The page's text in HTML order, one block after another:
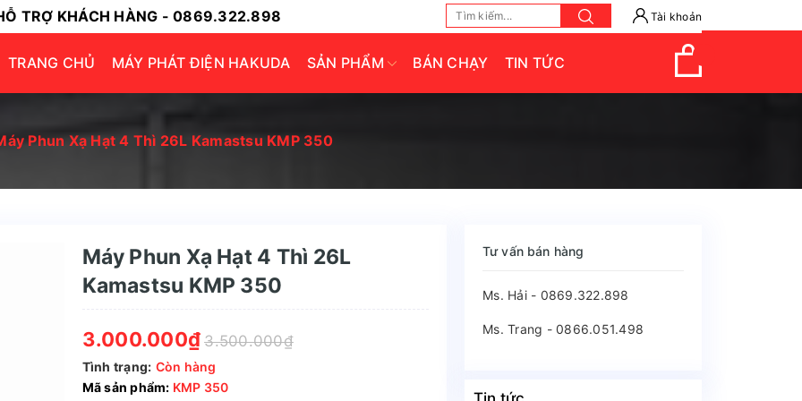
TRỢ KHÁCH HÀNG - 0869.322.898 Tài khoản
TRANG CHỦ MÁY PHÁT ĐIỆN HAKUDA SẢN PHẨM BÁN CHẠY TIN TỨC
Phun Xạ Hạt 4 Thì 26L Kamastsu KMP 350
Máy Phun Xạ Hạt 4 Thì 26L
Kamastsu KMP 350
3.000.000₫ 3.500.000₫
Tình trạng: Còn hàng
Mã sản phẩm: KMP 350
Tư vấn bán hàng
Ms. Hải - 0869.322.898
Ms. Trang - 0866.051.498